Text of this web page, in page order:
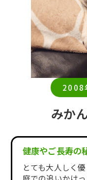
2008
みか
健康やご長寿の
とても大人しく